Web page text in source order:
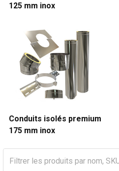
125 mm inox
Conduits isolés premium
175 mm inox